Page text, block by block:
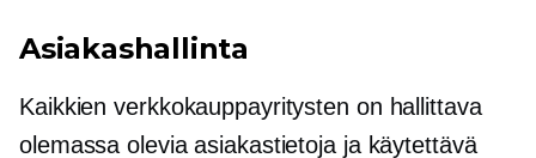
Asiakashallinta
Kaikkien verkkokauppayritysten on hallittava
olemassa olevia asiakastietoja ja käytettävä